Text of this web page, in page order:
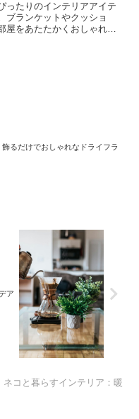
ったりのインテリアアイテ
ブランケットやクッショ
屋をあたたかくおしゃれに
るだけでおしゃれなドライフラ
ア
ネコと暮らすインテリア：暖